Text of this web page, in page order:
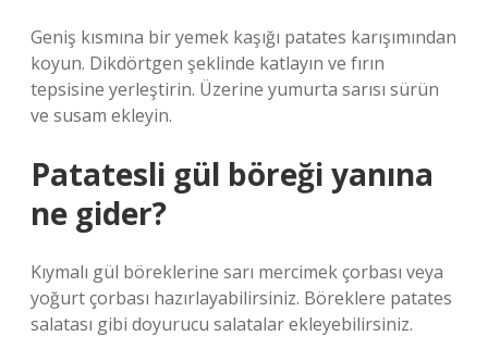
Geniş kısmına bir yemek kaşığı patates karışımından
koyun. Dikdörtgen şeklinde katlayın ve fırın
tepsisine yerleştirin. Üzerine yumurta sarısı sürün
ve susam ekleyin.
Patatesli gül böreği yanına
ne gider?
Kıymalı gül böreklerine sarı mercimek çorbası veya
yoğurt çorbası hazırlayabilirsiniz. Böreklere patates
salatası gibi doyurucu salatalar ekleyebilirsiniz.